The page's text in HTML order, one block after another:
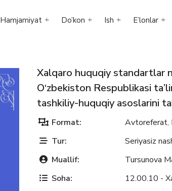
Hamjamiyat Do’kon Ish E’lonlar
Xalqaro huquqiy standartlar
O‘zbekiston Respublikasi
tashkiliy-huquqiy asoslarini
Format: Avtoreferat,
Tur:
Seriyasiz
Muallif:
Tursunova
Soha:
12.00.10 -